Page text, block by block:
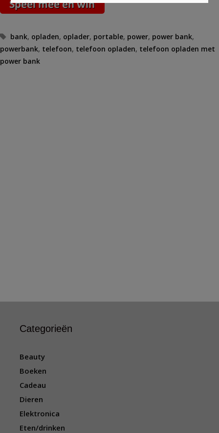
Tags
bank, opladen, oplader, portable, power, power bank,
powerbank, telefoon, telefoon opladen, telefoon opladen met
power bank
Categorieën
Beauty
Boeken
Cadeau
Dieren
Elektronica
Eten/drinken